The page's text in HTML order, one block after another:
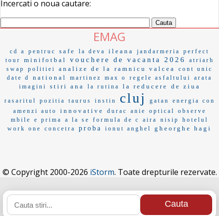
Incercati o noua cautare:
EMAG
cd a pentruc safe la deva ileana jandarmeria
perfect
tour
minifotbal vouchere de vacanta 2026
atriarh
swap
politiei analize de la ramnicu valcea
cont unic
date d
national martinez max o regele asfaltului
arata
imagini
stiri ana la rutina la reducere de ziua
rasaritul pozitia taurus instin cluj gatan
energia con
amenzi auto
innovative durac anie optical
observe
mbile
e prima a la se formula de c aira nisip
hotelul
work one
concetra proba ionut anghel gheorghe hagi
© Copyright 2000-2026 iStorm. Toate drepturile rezervate.